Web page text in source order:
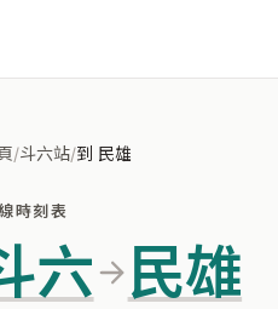
/斗六站/到 民雄
時刻表
六 民雄